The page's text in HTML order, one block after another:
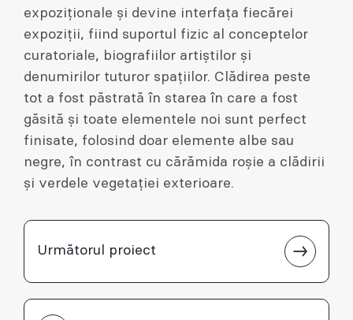
expoziționale și devine interfața fiecărei
expoziții, fiind suportul fizic al conceptelor
curatoriale, biografiilor artiștilor și
denumirilor tuturor spațiilor. Clădirea peste
tot a fost păstrată în starea în care a fost
găsită și toate elementele noi sunt perfect
finisate, folosind doar elemente albe sau
negre, în contrast cu cărămida roșie a clădirii
și verdele vegetației exterioare.
Următorul proiect